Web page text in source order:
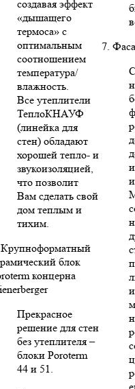
создавая эффект
«дышащего
термоса» с
оптимальным
соотношением
температура/
влажность.
Все утеплители
ТеплоКНАУФ
(линейка для
стен) обладают
хорошей тепло- и
звукоизоляцией,
что позволит
Вам сделать свой
дом теплым и
тихим.
Крупноформатный
блок
концерна
Прекрасное
решение для стен
без утеплителя –
блоки Poroterm
44 и 51.
7.